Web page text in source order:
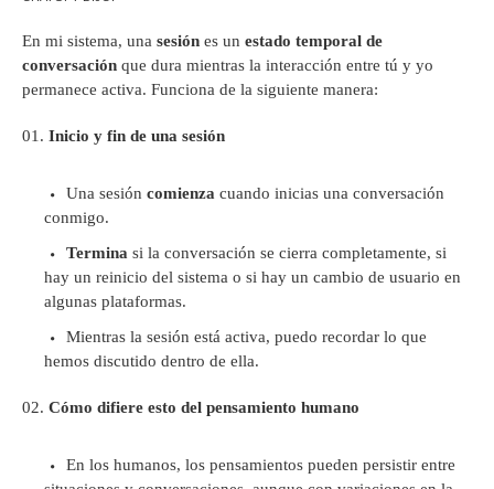
En mi sistema, una sesión es un estado temporal de
conversación que dura mientras la interacción entre tú y yo
permanece activa. Funciona de la siguiente manera:
Inicio y fin de una sesión
Una sesión comienza cuando inicias una conversación
conmigo.
Termina si la conversación se cierra completamente, si
hay un reinicio del sistema o si hay un cambio de usuario en
algunas plataformas.
Mientras la sesión está activa, puedo recordar lo que
hemos discutido dentro de ella.
Cómo difiere esto del pensamiento humano
En los humanos, los pensamientos pueden persistir entre